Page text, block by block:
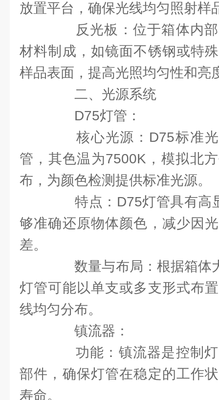
放置平台，确保光线均匀照射样
反光板：位于箱体内部
材料制成，如镜面不锈钢或特
样品表面，提高光照均匀性和亮
二、光源系统
D75灯管：
核心光源：D75标准光
管，其色温为7500K，模拟北
布，为颜色检测提供标准光源。
特点：D75灯管具有高
够准确还原物体颜色，减少因
差。
数量与布局：根据箱体
灯管可能以单支或多支形式布
线均匀分布。
镇流器：
功能：镇流器是控制灯
部件，确保灯管在稳定的工作
寿命。